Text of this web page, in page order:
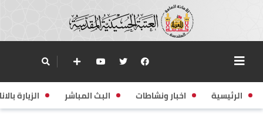
الرئيسية اخبار ونشاطات البث المباشر الزيارة